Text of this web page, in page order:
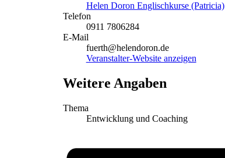
Helen Doron Englischkurse (Patricia)
Telefon
0911 7806284
E-Mail
fuerth@helendoron.de
Veranstalter-Website anzeigen
Weitere Angaben
Thema
Entwicklung und Coaching